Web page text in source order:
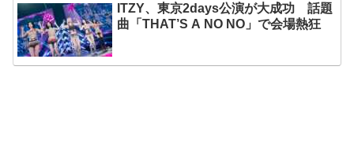
ITZY、東京2days公演が大成功 話題
曲「THAT’S A NO NO」で会場熱狂